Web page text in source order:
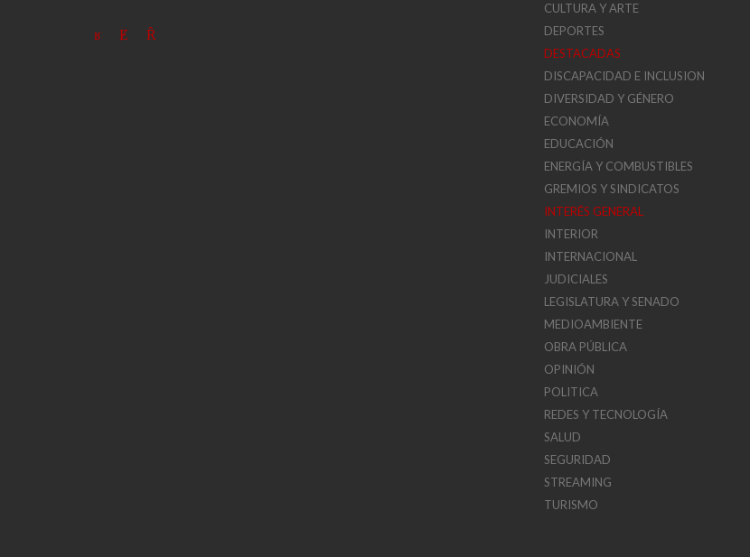
CULTURA Y ARTE
DEPORTES
DESTACADAS
DISCAPACIDAD E INCLUSION
DIVERSIDAD Y GÉNERO
ECONOMÍA
EDUCACIÓN
ENERGÍA Y COMBUSTIBLES
GREMIOS Y SINDICATOS
INTERÉS GENERAL
INTERIOR
INTERNACIONAL
JUDICIALES
LEGISLATURA Y SENADO
MEDIOAMBIENTE
OBRA PÚBLICA
OPINIÓN
POLITICA
REDES Y TECNOLOGÍA
SALUD
SEGURIDAD
STREAMING
TURISMO